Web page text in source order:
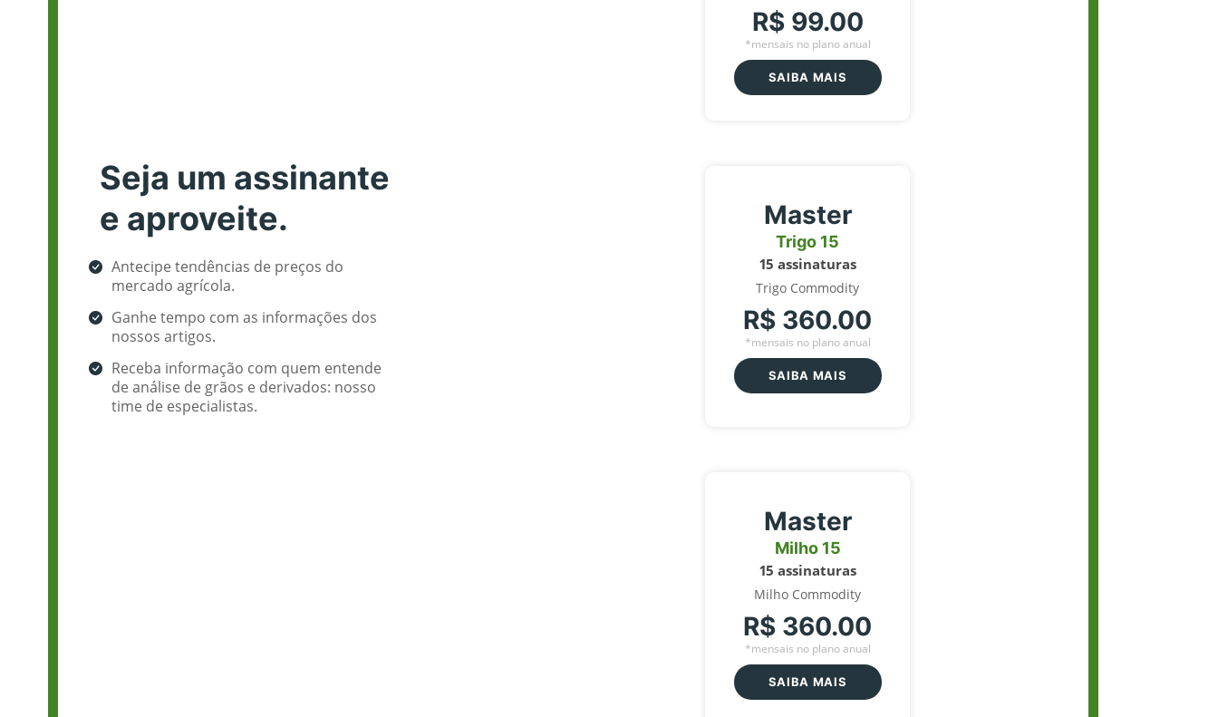
Seja um assinante
e aproveite.
Antecipe tendências de preços do
mercado agrícola.
Ganhe tempo com as informações dos
nossos artigos.
Receba informação com quem entende
de análise de grãos e derivados: nosso
time de especialistas.
R$ 99.00
*mensais no plano anual
SAIBA MAIS
Master
Trigo 15
15 assinaturas
Trigo Commodity
R$ 360.00
*mensais no plano anual
SAIBA MAIS
Master
Milho 15
15 assinaturas
Milho Commodity
R$ 360.00
*mensais no plano anual
SAIBA MAIS